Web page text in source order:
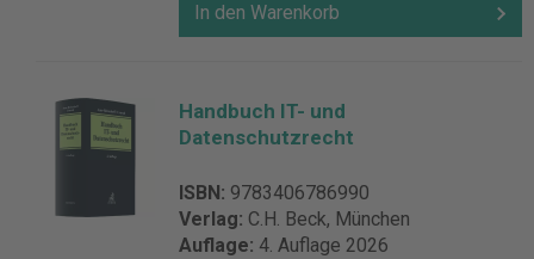
In den Warenkorb
Handbuch IT- und
Datenschutzrecht
ISBN: 9783406786990
Verlag: C.H. Beck, München
Auflage: 4. Auflage 2026